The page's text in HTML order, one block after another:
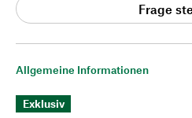
Allgemeine Informationen
Exklusiv
Frage